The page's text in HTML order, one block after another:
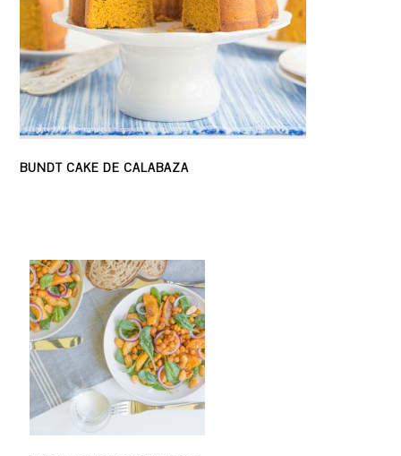
BUNDT CAKE DE CALABAZA